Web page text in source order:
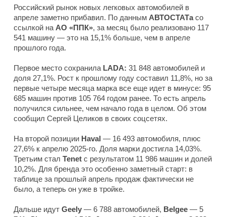
Российский рынок новых легковых автомобилей в
апреле заметно прибавил. По данным АВТОСТАТасо
ссылкой на АО «ППК», за месяц было реализовано 117
541 машину — это на 15,1% больше, чем в апреле
прошлого года.
Первое место сохранила LADA: 31 848 автомобилей и
доля 27,1%. Рост к прошлому году составил 11,8%, но за
первые четыре месяца марка все еще идет в минусе: 95
685 машин против 105 764 годом ранее. То есть апрель
получился сильнее, чем начало года в целом. Об этом
сообщил Сергей Целиков в своих соцсетях.
На второй позиции Haval — 16 493 автомобиля, плюс
27,6% к апрелю 2025-го. Доля марки достигла 14,03%.
Третьим стал Tenet с результатом 11 986 машин и долей
10,2%. Для бренда это особенно заметный старт: в
таблице за прошлый апрель продаж фактически не
было, а теперь он уже в тройке.
Дальше идут Geely — 6 788 автомобилей, Belgee — 5